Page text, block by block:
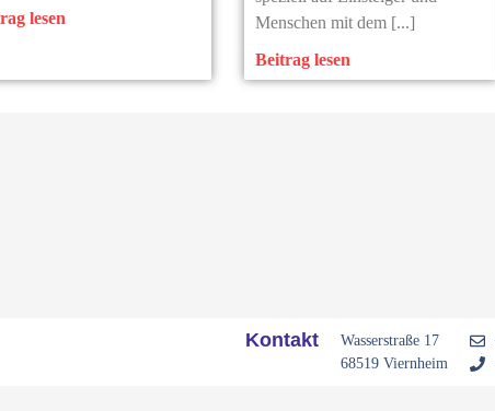
lesen
Menschen mit dem [...]
Beitrag lesen
Kontakt
Wasserstraße 17
68519 Viernheim